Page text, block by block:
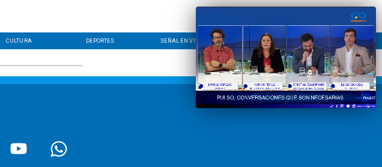
CULTURA DEPORTES SEÑAL EN VIVO CONTACTO LÍNEA EDITORIAL